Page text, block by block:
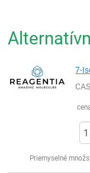
7-
Priemyselné